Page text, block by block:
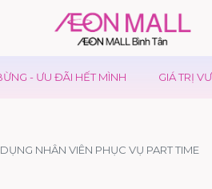
- ƯU ĐÃI HẾT MÌNH GIÁ TRỊ
NHÂN VIÊN PHỤC VỤ PART TIME